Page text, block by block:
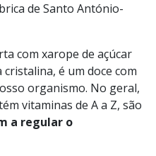
de Santo António-
com xarope de açúcar
é um doce com
organismo. No geral,
vitaminas de A a Z, são
a regular o